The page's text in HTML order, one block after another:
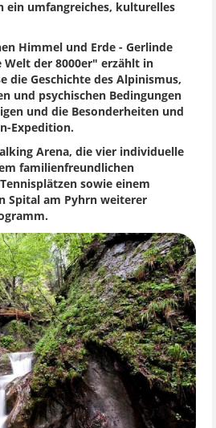
ein umfangreiches, kulturelles
Himmel und Erde - Gerlinde
der 8000er" erzählt in
die Geschichte des Alpinismus,
und psychischen Bedingungen
und die Besonderheiten und
Expedition.
Arena, die vier individuelle
familienfreundlichen
sowie einem
Spital am Pyhrn weiterer